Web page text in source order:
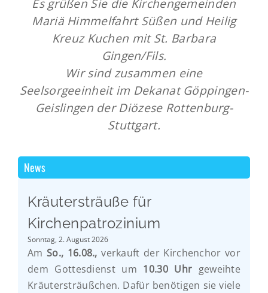
Es grüßen Sie die Kirchengemeinden
Mariä Himmelfahrt Süßen und Heilig
Kreuz Kuchen mit St. Barbara
Gingen/Fils.
Wir sind zusammen eine
Seelsorgeeinheit im Dekanat Göppingen-
Geislingen der Diözese Rottenburg-
Stuttgart.
News
Kräutersträuße für
Kirchenpatrozinium
Sonntag, 2. August 2026
AmSo., 16.08.,verkauft der Kirchenchor vor
dem Gottesdienst um 10.30 Uhr geweihte
Kräutersträußchen. Dafür benötigen sie viele